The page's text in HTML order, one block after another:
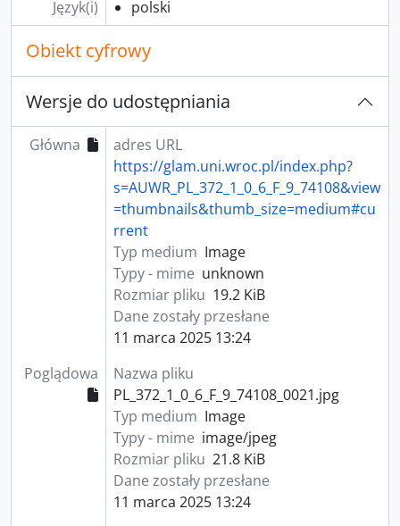
Język(i) polski
Obiekt cyfrowy
Wersje do udostępniania
Główna
adres URL
https://glam.uni.wroc.pl/index.php?
s=AUWR_PL_372_1_0_6_F_9_74108&view
=thumbnails&thumb_size=medium#cu
rrent
Typ medium Image
Typy - mime unknown
Rozmiar pliku 19.2 KiB
Dane zostały przesłane
11 marca 2025 13:24
Poglądowa
Nazwa pliku
PL_372_1_0_6_F_9_74108_0021.jpg
Typ medium Image
Typy - mime image/jpeg
Rozmiar pliku 21.8 KiB
Dane zostały przesłane
11 marca 2025 13:24